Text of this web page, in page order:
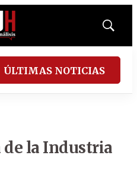
Mostrar
ÚLTIMAS NOTICIAS
de la Industria